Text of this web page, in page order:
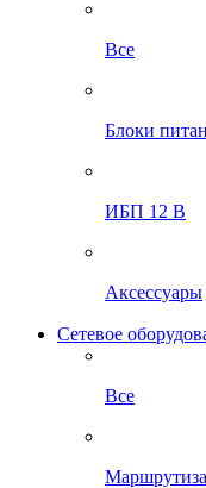
Все
Блоки
ИБП 12 В
Аксессуары
Сетевое
Все